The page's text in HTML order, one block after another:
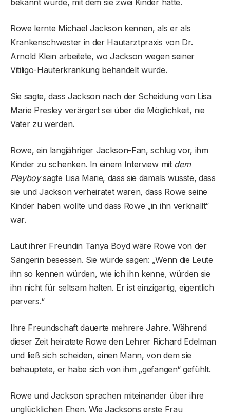
Rowe lernte Michael Jackson kennen, als er als
Krankenschwester in der Hautarztpraxis von Dr.
Arnold Klein arbeitete, wo Jackson wegen seiner
Vitiligo-Hauterkrankung behandelt wurde.
Sie sagte, dass Jackson nach der Scheidung von Lisa
Marie Presley verärgert sei über die Möglichkeit, nie
Vater zu werden.
Rowe, ein langjähriger Jackson-Fan, schlug vor, ihm
Kinder zu schenken. In einem Interview mit dem
Playboysagte Lisa Marie, dass sie damals wusste, dass
sie und Jackson verheiratet waren, dass Rowe seine
Kinder haben wollte und dass Rowe „in ihn verknallt“
war.
Laut ihrer Freundin Tanya Boyd wäre Rowe von der
Sängerin besessen. Sie würde sagen: „Wenn die Leute
ihn so kennen würden, wie ich ihn kenne, würden sie
ihn nicht für seltsam halten. Er ist einzigartig, eigentlich
pervers.“
Ihre Freundschaft dauerte mehrere Jahre. Während
dieser Zeit heiratete Rowe den Lehrer Richard Edelman
und ließ sich scheiden, einen Mann, von dem sie
behauptete, er habe sich von ihm „gefangen“ gefühlt.
Rowe und Jackson sprachen miteinander über ihre
unglücklichen Ehen. Wie Jacksons erste Frau